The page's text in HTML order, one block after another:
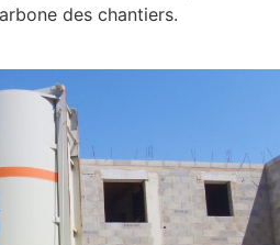
des chantiers.